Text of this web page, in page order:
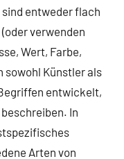
entweder flach
(oder verwenden
Wert, Farbe,
sowohl Künstler als
entwickelt,
In
Arten von